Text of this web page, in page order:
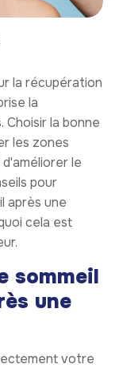
la récupération
la
la bonne
les zones
le
pour
après une
cela est
sommeil
une
votre